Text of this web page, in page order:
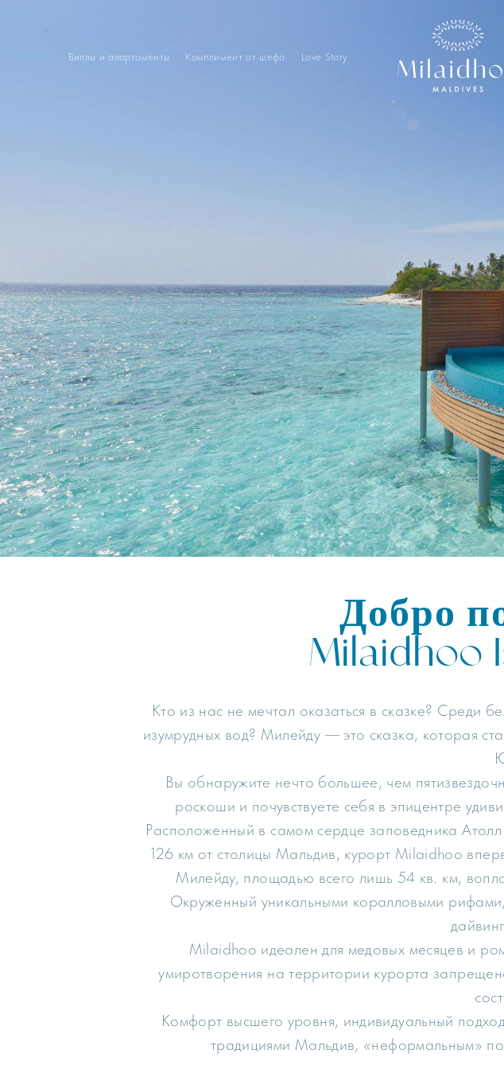
Виллы и апартаменты Комплимент от шефа Love Story
Добро
Milaidhoo
Кто из нас не мечтал оказаться в сказке? Среди
изумрудных вод? Милейду — это сказка, которая
Вы обнаружите нечто большее, чем
роскоши и почувствуете себя в эпицентре
Расположенный в самом сердце заповедника
126 км от столицы Мальдив, курорт Milaidhoo
Милейду, площадью всего лишь 54 кв. км,
Окруженный уникальными коралловыми
Milaidhoo идеален для медовых месяцев и
умиротворения на территории курорта
Комфорт высшего уровня, индивидуальный
традициями Мальдив, «неформальным»